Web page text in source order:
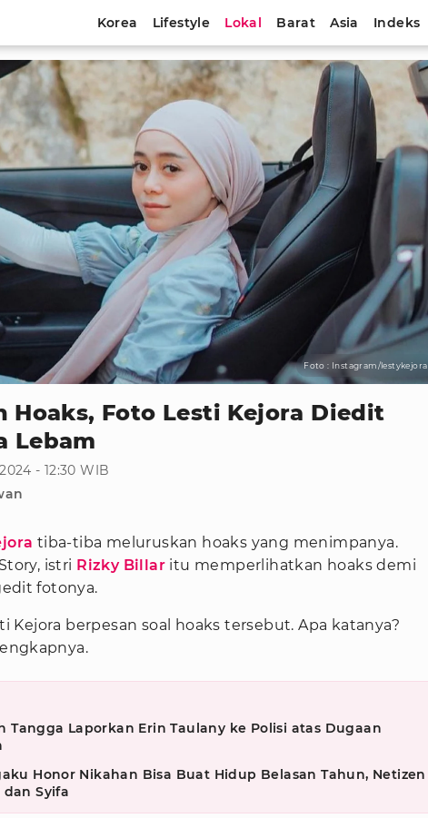
Korea Lifestyle Lokal Barat Asia Indeks
Foto : Instagram/lestykejora
Hoaks, Foto Lesti Kejora Diedit
Lebam
- 12:30 WIB
tiba-tiba meluruskan hoaks yang menimpanya.
istri Rizky Billaritu memperlihatkan hoaks demi
fotonya.
Kejora berpesan soal hoaks tersebut. Apa katanya?
Tangga Laporkan Erin Taulany ke Polisi atas Dugaan
Honor Nikahan Bisa Buat Hidup Belasan Tahun, Netizen
Syifa